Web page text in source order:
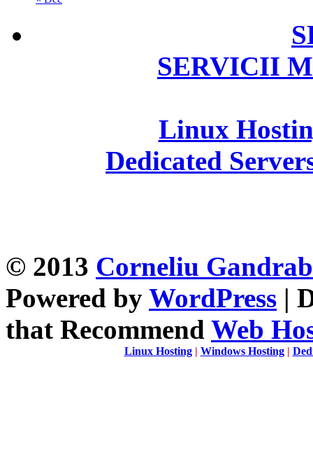
SERVICII
Linux
Dedicated
© 2013 Corneliu
Powered by WordPress |
that Recommend Web
Linux Hosting| Windows Hosting|